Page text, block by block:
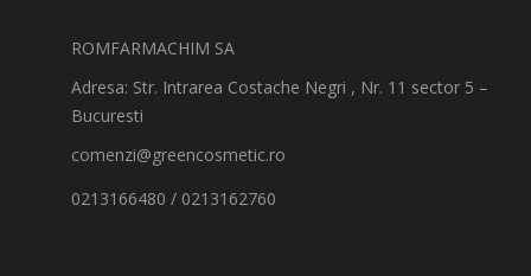
ROMFARMACHIM SA
Adresa: Str. Intrarea Costache Negri , Nr. 11 sector 5 –
Bucuresti
comenzi@greencosmetic.ro
0213166480 / 0213162760